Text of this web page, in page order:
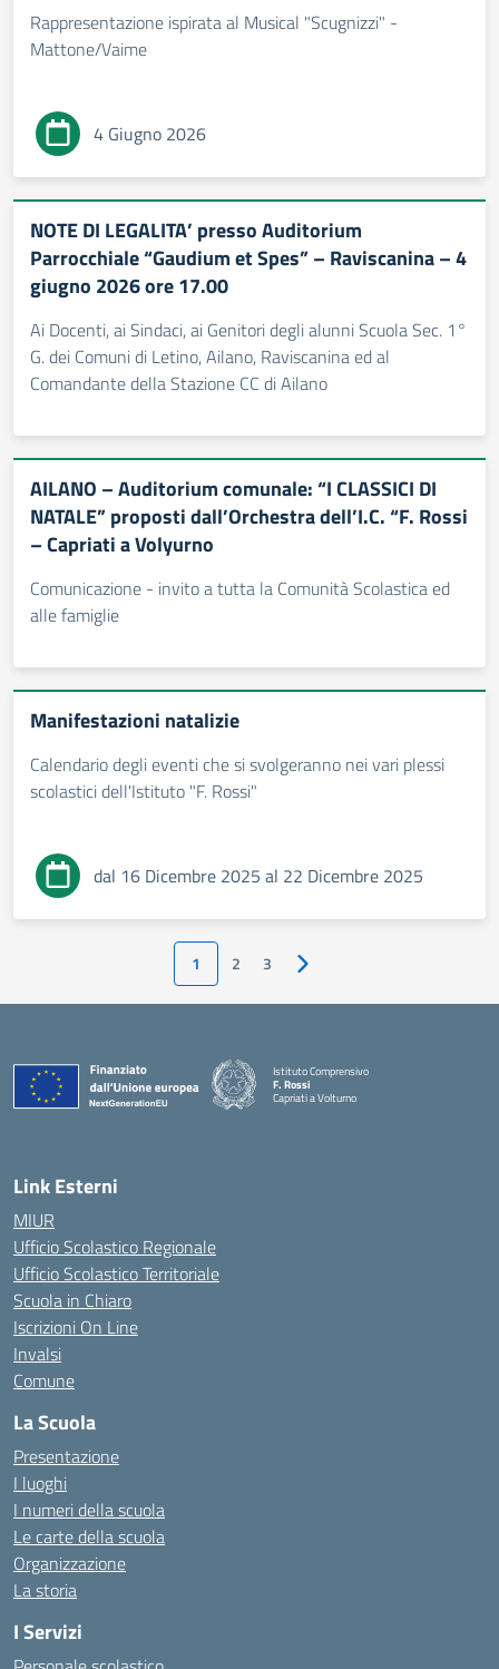
Rappresentazione ispirata al Musical "Scugnizzi" -
Mattone/Vaime
4 Giugno 2026
NOTE DI LEGALITA’ presso Auditorium
Parrocchiale “Gaudium et Spes” – Raviscanina – 4
giugno 2026 ore 17.00
Ai Docenti, ai Sindaci, ai Genitori degli alunni Scuola Sec. 1°
G. dei Comuni di Letino, Ailano, Raviscanina ed al
Comandante della Stazione CC di Ailano
AILANO – Auditorium comunale: “I CLASSICI DI
NATALE” proposti dall’Orchestra dell’I.C. “F. Rossi
– Capriati a Volyurno
Comunicazione - invito a tutta la Comunità Scolastica ed
alle famiglie
Manifestazioni natalizie
Calendario degli eventi che si svolgeranno nei vari plessi
scolastici dell'Istituto "F. Rossi"
dal 16 Dicembre 2025 al 22 Dicembre 2025
1 2 3 Pagina successiva
Istituto Comprensivo
F. Rossi
Capriati a Volturno
— Visita la pagina iniziale della scuola
Link Esterni
MIUR
Ufficio Scolastico Regionale
Ufficio Scolastico Territoriale
Scuola in Chiaro
Iscrizioni On Line
Invalsi
Comune
La Scuola
Presentazione
I luoghi
I numeri della scuola
Le carte della scuola
Organizzazione
La storia
I Servizi